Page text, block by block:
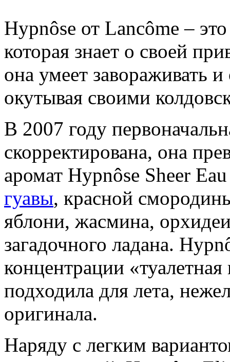
Hypnôse от Lancôme –
которая знает о своей
она умеет завораживать
окутывая своими
В 2007 году
скорректирована, она
аромат Hypnôse Sheer
гуавы, красной
яблони, жасмина,
загадочного ладана.
концентрации
подходила для лета,
оригинала.
Наряду с легким